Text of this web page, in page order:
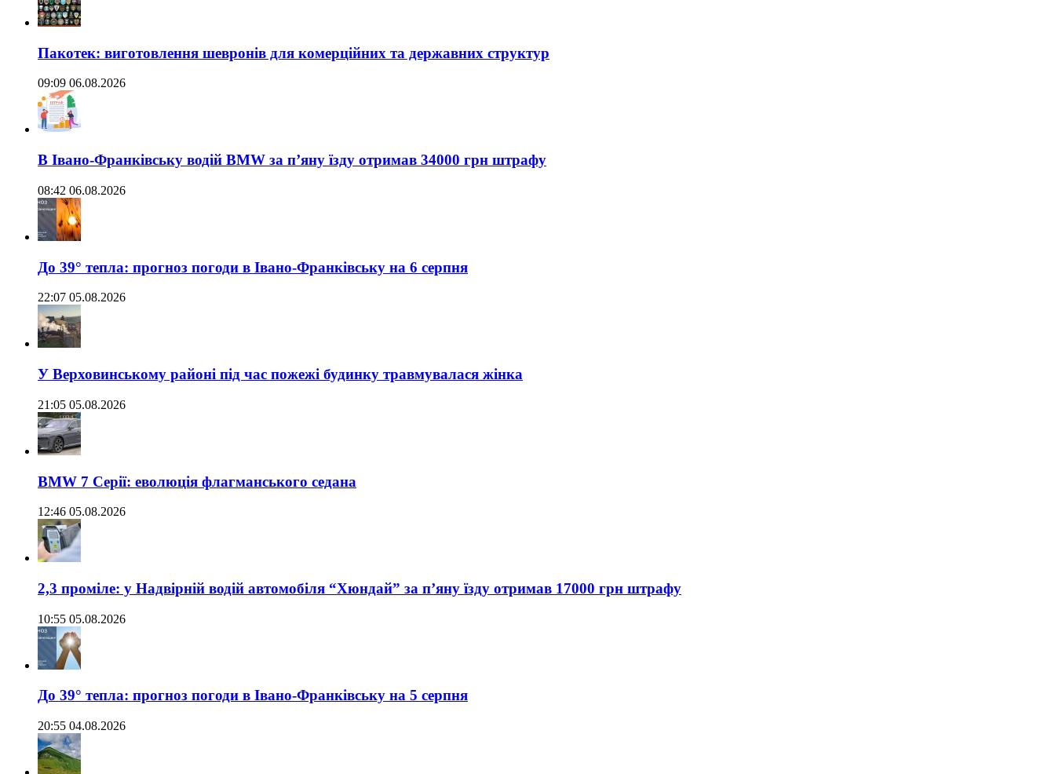
Пакотек: виготовлення шевронів для комерційних та державних структур
09:09 06.08.2026
В Івано-Франківську водій BMW за п’яну їзду отримав 34000 грн штрафу
08:42 06.08.2026
До 39° тепла: прогноз погоди в Івано-Франківську на 6 серпня
22:07 05.08.2026
У Верховинському районі під час пожежі будинку травмувалася жінка
21:05 05.08.2026
BMW 7 Серії: еволюція флагманського седана
12:46 05.08.2026
2,3 проміле: у Надвірній водій автомобіля “Хюндай” за п’яну їзду отримав 17000 грн штрафу
10:55 05.08.2026
До 39° тепла: прогноз погоди в Івано-Франківську на 5 серпня
20:55 04.08.2026